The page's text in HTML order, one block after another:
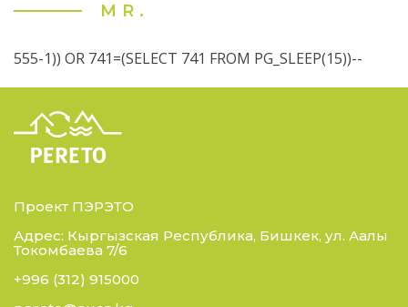
MR.
555-1)) OR 741=(SELECT 741 FROM PG_SLEEP(15))--
Проект ПЭРЭТО
Адрес: Кыргызская Республика, Бишкек, ул. Аалы
Токомбаева 7/6
+996 (312) 915000